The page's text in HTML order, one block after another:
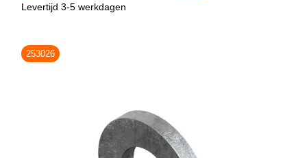
Levertijd 3-5 werkdagen
253026